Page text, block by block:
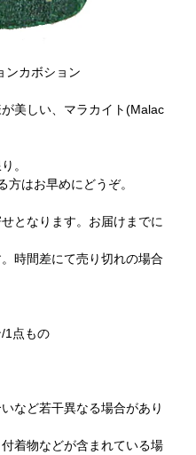
ンカボション
美しい、マラカイト(Malac
。
はお早めにどうぞ。
となります。お届けまでに
時間差にて売り切れの場合
1点もの
など若干異なる場合があり
着物などが含まれている場